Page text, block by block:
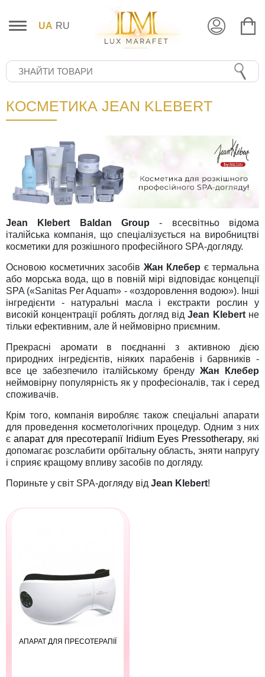
UA RU
КОСМЕТИКА JEAN KLEBERT
Jean Klebert Baldan Group - всесвітньо відома
італійська компанія, що спеціалізується на виробництві
косметики для розкішного професійного SPA-догляду.
Основою косметичних засобів Жан Клебер є термальна
або морська вода, що в повній мірі відповідає концепції
SPA («Sanitas Per Aquam» - «оздоровлення водою»). Інші
інгредієнти - натуральні масла і екстракти рослин у
високій концентрації роблять догляд відJean Klebertне
тільки ефективним, але й неймовірно приємним.
Прекрасні аромати в поєднанні з активною дією
природних інгредієнтів, ніяких парабенів і барвників -
все це забезпечило італійському бренду Жан Клебер
неймовірну популярність як у професіоналів, так і серед
споживачів.
Крім того, компанія виробляє також спеціальні апарати
для проведення косметологічних процедур. Одним з них
єапарат для пресотерапії Iridium Eyes Pressotherapy, які
допомагає розслабити орбітальну область, зняти напругу
і сприяє кращому впливу засобів по догляду.
Пориньте у світ SPA-догляду від Jean Klebert!
АПАРАТ ДЛЯ ПРЕСОТЕРАПІЇ